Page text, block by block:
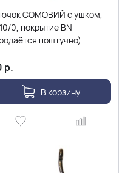
СОМОВИЙ с ушком,
0, покрытие BN
поштучно)
р.
В корзину